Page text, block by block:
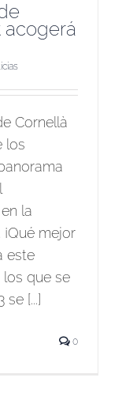
Cornellà
los
la
mejor
este
los que se
[...]
0